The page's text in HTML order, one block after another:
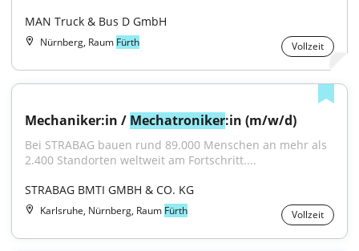
MAN Truck & Bus D GmbH
Nürnberg, Raum Fürth Vollzeit
Mechaniker:in / Mechatroniker:in (m/w/d)
Bei STRABAG bauen rund 89.000 Menschen an mehr als
2.400 Standorten weltweit am Fortschritt....
STRABAG BMTI GMBH & CO. KG
Karlsruhe, Nürnberg, Raum Fürth Vollzeit